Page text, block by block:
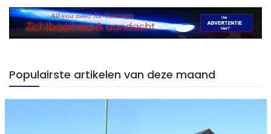
Populairste artikelen van deze maand